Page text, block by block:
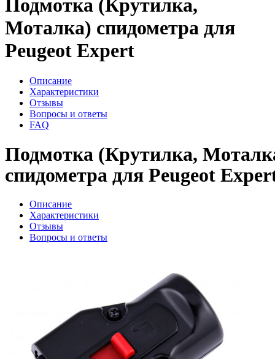
Подмотка (Крутилка,
Моталка) спидометра для
Peugeot Expert
Описание
Характеристики
Отзывы
Вопросы и ответы
FAQ
Подмотка (Крутилка,
спидометра для Peugeot
Описание
Характеристики
Отзывы
Вопросы и ответы